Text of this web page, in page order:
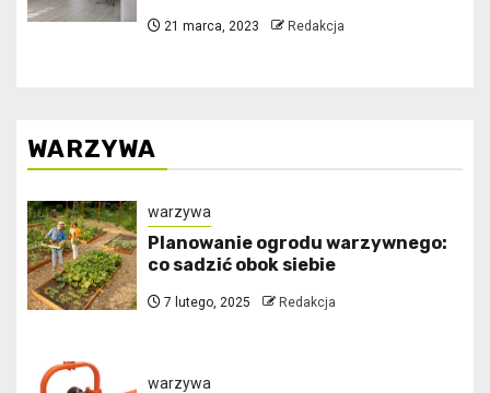
21 marca, 2023 Redakcja
WARZYWA
warzywa
Planowanie ogrodu warzywnego:
co sadzić obok siebie
7 lutego, 2025 Redakcja
warzywa